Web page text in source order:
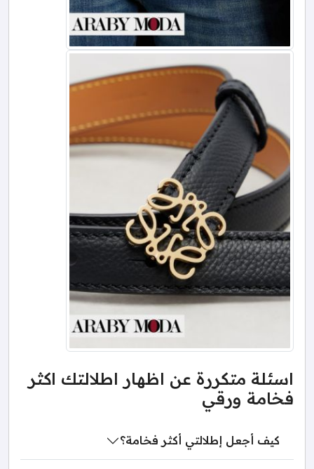
اسئلة متكررة عن اظهار اطلالتك اكثر
فخامة ورقي
كيف أجعل إطلالتي أكثر فخامة؟